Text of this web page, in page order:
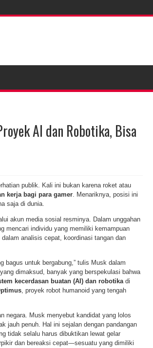
AI dan Robotika, Bisa
publik. Kali ini bukan karena roket atau
kerja bagi para gamer. Menariknya, posisi ini
saja di dunia.
akun media sosial resminya. Dalam unggahan
mencari individu yang memiliki kemampuan
analisis cepat, koordinasi tangan dan
bagus untuk bergabung,” tulis Musk dalam
dimaksud, banyak yang berspekulasi bahwa
kecerdasan buatan (AI) dan robotikadi
, proyek robot humanoid yang tengah
negara. Musk menyebut kandidat yang lolos
jauh penuh. Hal ini sejalan dengan pandangan
tidak selalu harus dibuktikan lewat gelar
dan bereaksi cepat—sesuatu yang dimiliki